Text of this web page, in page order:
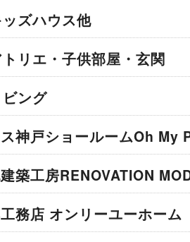
ズハウス他
リエ・子供部屋・玄関
ング
神戸ショールームOh My
築工房RENOVATION
務店 オンリーユーホー